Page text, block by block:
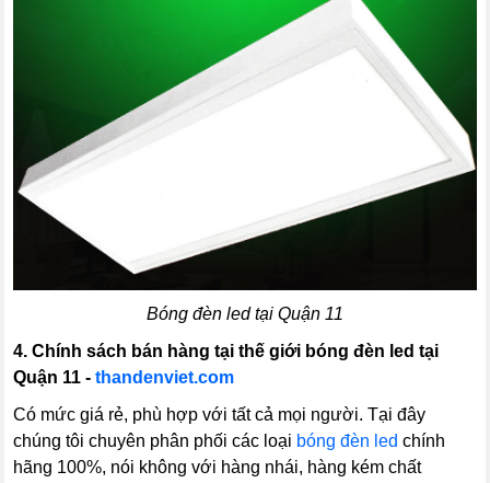
Bóng đèn led tại Quận 11
4.Chính sách bán hàng tại thế giới bóng đèn led tại
Quận 11 -thandenviet.com
Có mức giá rẻ, phù hợp với tất cả mọi người. Tại đây
chúng tôi chuyên phân phối các loại bóng đèn led chính
hãng 100%, nói không với hàng nhái, hàng kém chất